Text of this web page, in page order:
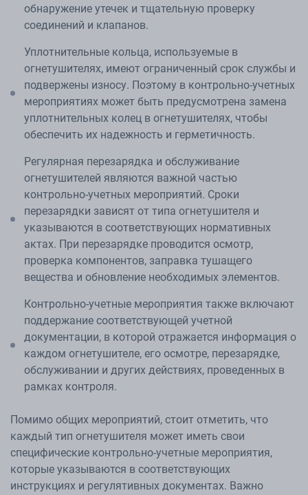
обнаружение утечек и тщательную проверку
соединений и клапанов.
Уплотнительные кольца, используемые в
огнетушителях, имеют ограниченный срок службы и
подвержены износу. Поэтому в контрольно-учетных
мероприятиях может быть предусмотрена замена
уплотнительных колец в огнетушителях, чтобы
обеспечить их надежность и герметичность.
Регулярная перезарядка и обслуживание
огнетушителей являются важной частью
контрольно-учетных мероприятий. Сроки
перезарядки зависят от типа огнетушителя и
указываются в соответствующих нормативных
актах. При перезарядке проводится осмотр,
проверка компонентов, заправка тушащего
вещества и обновление необходимых элементов.
Контрольно-учетные мероприятия также включают
поддержание соответствующей учетной
документации, в которой отражается информация о
каждом огнетушителе, его осмотре, перезарядке,
обслуживании и других действиях, проведенных в
рамках контроля.
Помимо общих мероприятий, стоит отметить, что
каждый тип огнетушителя может иметь свои
специфические контрольно-учетные мероприятия,
которые указываются в соответствующих
инструкциях и регулятивных документах. Важно